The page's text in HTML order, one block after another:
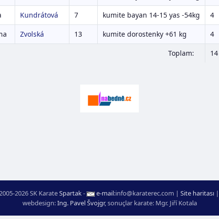
Kundrátová 7 kumite bayan 14-15 yas -54kg 4
Zvolská 13 kumite dorostenky +61 kg 4
Toplam: 14
2026 SK KarateSpartak- e-mail:moc.ceretarak@ofni | Site haritası|
webdesign:Ing. Pavel Švojgr,sonuçlar karate: Mgr. Jiří Kotala